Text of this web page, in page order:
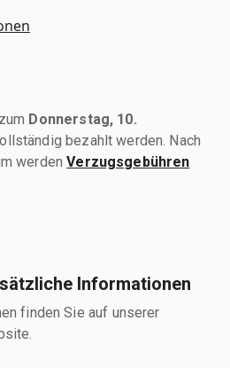
Donnerstag, 10.
bezahlt werden. Nach
werdenVerzugsgebühren
Informationen
finden Sie auf unserer